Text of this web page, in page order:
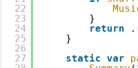
22
23
24
25
26
27
}
return
.
}
static var